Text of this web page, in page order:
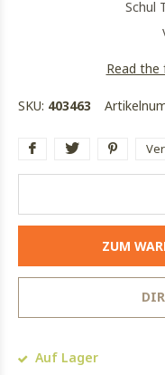
Schul
Read
SKU: 403463
ZUM
Auf Lager